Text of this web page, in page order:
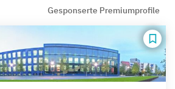
Gesponserte Premiumprofile